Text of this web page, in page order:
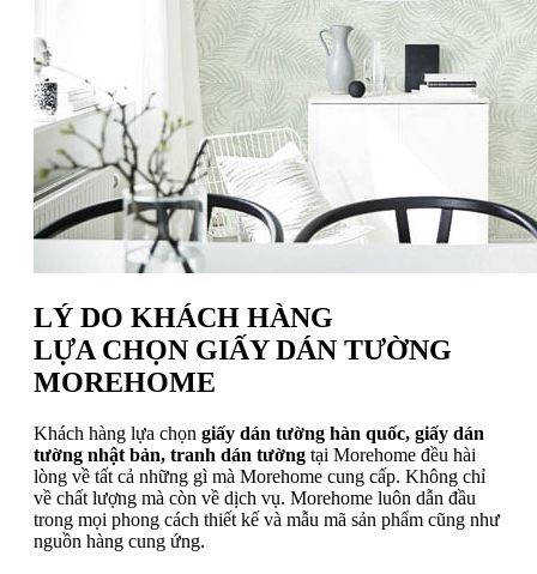
LÝ DO KHÁCH HÀNG
LỰA CHỌN GIẤY DÁN TƯỜNG
MOREHOME
Khách hàng lựa chọn giấy dán tường hàn quốc, giấy dán
tường nhật bản, tranh dán tường tại Morehome đều hài
lòng về tất cả những gì mà Morehome cung cấp. Không chỉ
về chất lượng mà còn về dịch vụ. Morehome luôn dẫn đầu
trong mọi phong cách thiết kế và mẫu mã sản phẩm cũng như
nguồn hàng cung ứng.